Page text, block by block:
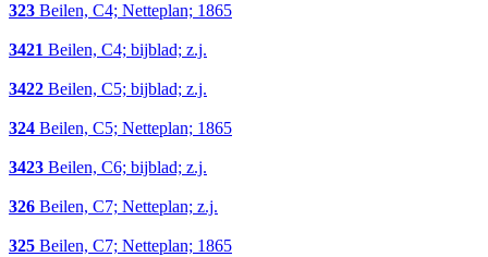
323 Beilen, C4; Netteplan; 1865
3421 Beilen, C4; bijblad; z.j.
3422 Beilen, C5; bijblad; z.j.
324 Beilen, C5; Netteplan; 1865
3423 Beilen, C6; bijblad; z.j.
326 Beilen, C7; Netteplan; z.j.
325 Beilen, C7; Netteplan; 1865